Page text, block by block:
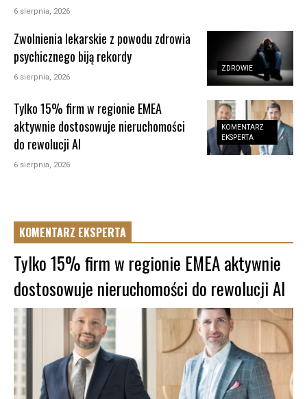
6 sierpnia, 2026
ZDROWIE
Zwolnienia lekarskie z powodu zdrowia
psychicznego biją rekordy
6 sierpnia, 2026
KOMENTARZ
EKSPERTA
Tylko 15% firm w regionie EMEA
aktywnie dostosowuje nieruchomości
do rewolucji AI
6 sierpnia, 2026
KOMENTARZ EKSPERTA
Tylko 15% firm w regionie EMEA aktywnie
dostosowuje nieruchomości do rewolucji AI